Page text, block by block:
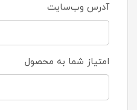
آدرس وب‌سایت
امتیاز شما به محصول